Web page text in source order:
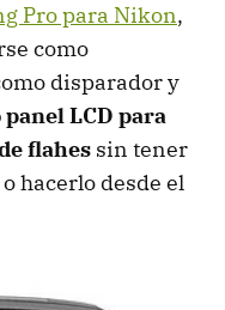
Pro para Nikon,
como
disparador y
LCD para
flahes sin tener
hacerlo desde el